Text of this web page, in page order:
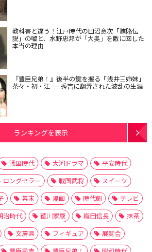
教科書と違う！江戸時代の田沼意次「賄賂伝
説」の嘘と、水野忠邦が「大奥」を敵に回した
本当の理由
『豊臣兄弟！』後半の鍵を握る「浅井三姉妹」
茶々・初・江——秀吉に翻弄された波乱の生涯
ランキングを表示
戦国時代 大河ドラマ
平安時代
ロングセラー 戦国武将
スイーツ
幕末 漫画 時代劇
テレビ
治時代 徳川家康 織田信長
抹茶
文房具 フィギュア
展覧会